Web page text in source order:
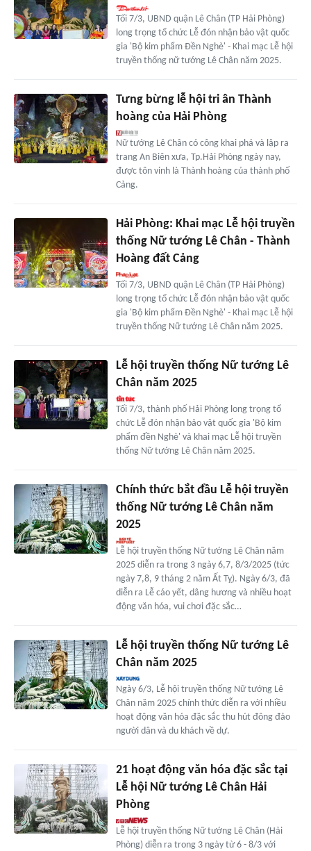
Tối 7/3, UBND quận Lê Chân (TP Hải Phòng)
long trọng tổ chức Lễ đón nhận bảo vật quốc
gia 'Bộ kim phẩm Đền Nghè' - Khai mạc Lễ hội
truyền thống nữ tướng Lê Chân năm 2025.
Tưng bừng lễ hội tri ân Thành
hoàng của Hải Phòng
Nữ tướng Lê Chân có công khai phá và lập ra
trang An Biên xưa, Tp.Hải Phòng ngày nay,
được tôn vinh là Thành hoàng của thành phố
Cảng.
Hải Phòng: Khai mạc Lễ hội truyền
thống Nữ tướng Lê Chân - Thành
Hoàng đất Cảng
Tối 7/3, UBND quận Lê Chân (TP Hải Phòng)
long trọng tổ chức Lễ đón nhận bảo vật quốc
gia 'Bộ kim phẩm Đền Nghè' - Khai mạc Lễ hội
truyền thống Nữ tướng Lê Chân năm 2025.
Lễ hội truyền thống Nữ tướng Lê
Chân năm 2025
Tối 7/3, thành phố Hải Phòng long trọng tổ
chức Lễ đón nhận bảo vật quốc gia 'Bộ kim
phẩm đền Nghè' và khai mạc Lễ hội truyền
thống Nữ tướng Lê Chân năm 2025.
Chính thức bắt đầu Lễ hội truyền
thống Nữ tướng Lê Chân năm
2025
Lễ hội truyền thống Nữ tướng Lê Chân năm
2025 diễn ra trong 3 ngày 6,7, 8/3/2025 (tức
ngày 7,8, 9 tháng 2 năm Ất Tỵ). Ngày 6/3, đã
diễn ra Lễ cáo yết, dâng hương và nhiều hoạt
động văn hóa, vui chơi đặc sắc…
Lễ hội truyền thống Nữ tướng Lê
Chân năm 2025
Ngày 6/3, Lễ hội truyền thống Nữ tướng Lê
Chân năm 2025 chính thức diễn ra với nhiều
hoạt động văn hóa đặc sắc thu hút đông đảo
người dân và du khách về dự.
21 hoạt động văn hóa đặc sắc tại
Lễ hội Nữ tướng Lê Chân Hải
Phòng
Lễ hội truyền thống Nữ tướng Lê Chân (Hải
Phòng) diễn ra trong 3 ngày từ 6 - 8/3 với